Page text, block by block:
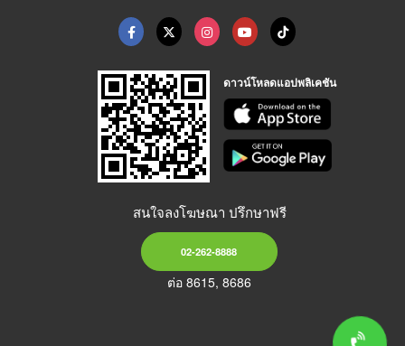
ดาวน์โหลดแอปพลิเคชัน
สนใจลงโฆษณา ปรึกษาฟรี
02-262-8888
ต่อ 8615, 8686